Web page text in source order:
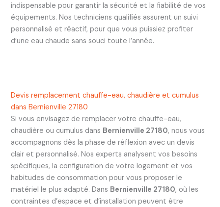
indispensable pour garantir la sécurité et la fiabilité de vos
équipements. Nos techniciens qualifiés assurent un suivi
personnalisé et réactif, pour que vous puissiez profiter
d’une eau chaude sans souci toute l’année.
Devis remplacement chauffe-eau, chaudière et cumulus
dans Bernienville 27180
Si vous envisagez de remplacer votre chauffe-eau,
chaudière ou cumulus dans Bernienville 27180, nous vous
accompagnons dès la phase de réflexion avec un devis
clair et personnalisé. Nos experts analysent vos besoins
spécifiques, la configuration de votre logement et vos
habitudes de consommation pour vous proposer le
matériel le plus adapté. Dans Bernienville 27180, où les
contraintes d’espace et d’installation peuvent être